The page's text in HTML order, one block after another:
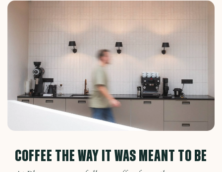
COFFEE THE WAY IT WAS MEANT TO BE